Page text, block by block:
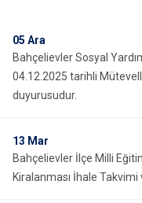
Bahçelievler
Bakırköy
Bayrampaşa
Beykoz
Beyoğlu
Büyükçekmece
05 Ara
Bahçelievler Sosyal
04.12.2025 tarihli
duyurusudur.
13 Mar
Bahçelievler İlçe Milli
Kiralanması İhale